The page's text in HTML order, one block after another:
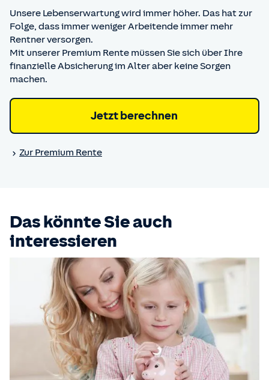
Unsere Lebenserwartung wird immer höher. Das hat zur
Folge, dass immer weniger Arbeitende immer mehr
Rentner versorgen.
Mit unserer Premium Rente müssen Sie sich über Ihre
finanzielle Absicherung im Alter aber keine Sorgen
machen.
Jetzt berechnen
Zur Premium Rente
Das könnte Sie auch
interessieren